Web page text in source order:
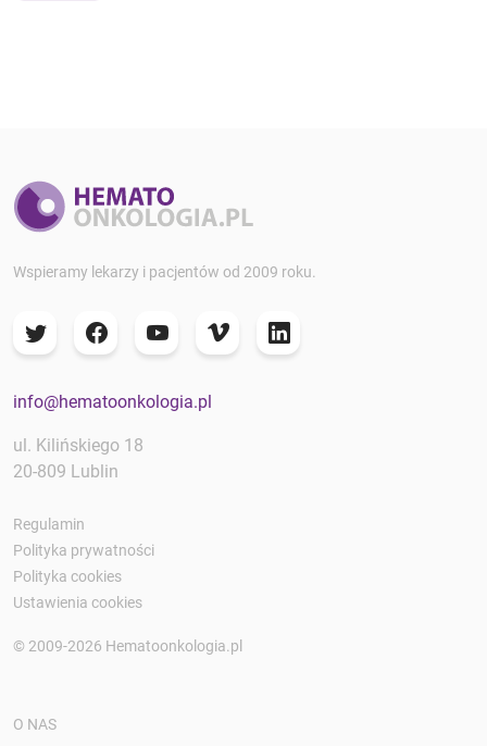
Wspieramy lekarzy i pacjentów od 2009 roku.
info@hematoonkologia.pl
ul. Kilińskiego 18
20-809 Lublin
Regulamin
Polityka prywatności
Polityka cookies
Ustawienia cookies
© 2009-2026 Hematoonkologia.pl
O NAS